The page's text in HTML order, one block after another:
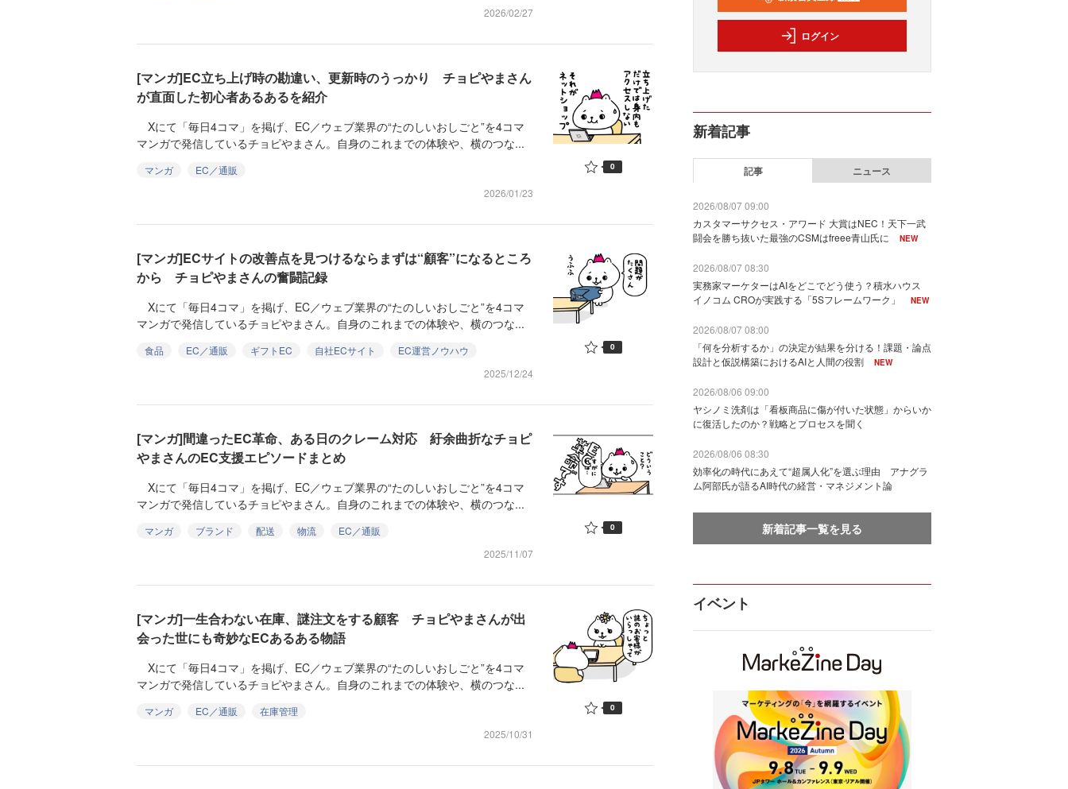
2026/02/27
[マンガ]EC立ち上げ時の勘違い、更新時のうっかり チョピやまさん
が直面した初心者あるあるを紹介
Xにて「毎日4コマ」を掲げ、EC／ウェブ業界の“たのしいおしごと”を4コマ
マンガで発信しているチョピやまさん。自身のこれまでの体験や、横のつな...
マンガ
EC／通販
2026/01/23
0
[マンガ]ECサイトの改善点を見つけるならまずは“顧客”になるところ
から チョピやまさんの奮闘記録
Xにて「毎日4コマ」を掲げ、EC／ウェブ業界の“たのしいおしごと”を4コマ
マンガで発信しているチョピやまさん。自身のこれまでの体験や、横のつな...
食品 EC／通販 ギフトEC 自社ECサイト
EC運営ノウハウ
2025/12/24
0
[マンガ]間違ったEC革命、ある日のクレーム対応 紆余曲折なチョピ
やまさんのEC支援エピソードまとめ
Xにて「毎日4コマ」を掲げ、EC／ウェブ業界の“たのしいおしごと”を4コマ
マンガで発信しているチョピやまさん。自身のこれまでの体験や、横のつな...
マンガ ブランド 配送 物流
EC／通販
2025/11/07
0
[マンガ]一生合わない在庫、謎注文をする顧客 チョピやまさんが出
会った世にも奇妙なECあるある物語
Xにて「毎日4コマ」を掲げ、EC／ウェブ業界の“たのしいおしごと”を4コマ
マンガで発信しているチョピやまさん。自身のこれまでの体験や、横のつな...
マンガ EC／通販
在庫管理
2025/10/31
0
ログイン
新着記事
記事 ニュース
2026/08/07 09:00
カスタマーサクセス・アワード 大賞はNEC！天下一武
闘会を勝ち抜いた最強のCSMはfreee青山氏に
NEW
2026/08/07 08:30
実務家マーケターはAIをどこでどう使う？積水ハウス
イノコム CROが実践する「5Sフレームワーク」
NEW
2026/08/07 08:00
「何を分析するか」の決定が結果を分ける！課題・論点
設計と仮説構築におけるAIと人間の役割
NEW
2026/08/06 09:00
ヤシノミ洗剤は「看板商品に傷が付いた状態」からいか
に復活したのか？戦略とプロセスを聞く
2026/08/06 08:30
効率化の時代にあえて“超属人化”を選ぶ理由 アナグラ
ム阿部氏が語るAI時代の経営・マネジメント論
新着記事一覧を見る
イベント